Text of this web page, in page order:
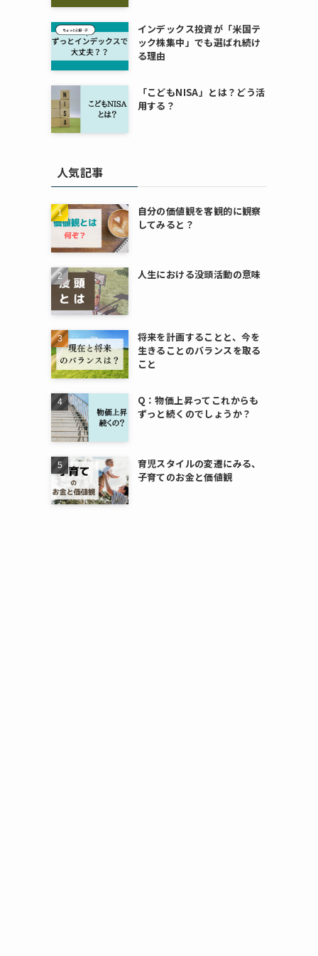
インデックス投資が「米国テ
ック株集中」でも選ばれ続け
る理由
「こどもNISA」とは？どう活
用する？
人気記事
自分の価値観を客観的に観察
してみると？
人生における没頭活動の意味
将来を計画することと、今を
生きることのバランスを取る
こと
Q：物価上昇ってこれからも
ずっと続くのでしょうか？
育児スタイルの変遷にみる、
子育てのお金と価値観